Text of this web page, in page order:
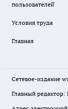
пользователей̆
Условия труда
Главная
Сетевое-издание
Главный